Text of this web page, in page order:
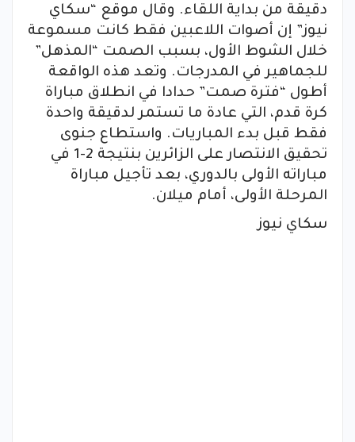
دقيقة من بداية اللقاء. وقال موقع “سكاي
نيوز” إن أصوات اللاعبين فقط كانت مسموعة
خلال الشوط الأول، بسبب الصمت “المذهل”
للجماهير في المدرجات. وتعد هذه الواقعة
أطول “فترة صمت” حدادا في انطلاق مباراة
كرة قدم، التي عادة ما تستمر لدقيقة واحدة
فقط قبل بدء المباريات. واستطاع جنوى
تحقيق الانتصار على الزائرين بنتيجة 2-1 في
مباراته الأولى بالدوري، بعد تأجيل مباراة
المرحلة الأولى، أمام ميلان.
سكاي نيوز